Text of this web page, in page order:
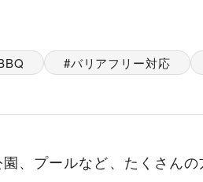
バリアフリー対応
、プールなど、たくさん